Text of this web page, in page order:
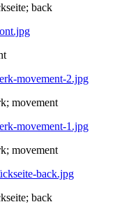
back
movement
movement
back